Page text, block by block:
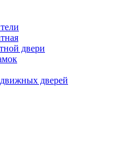
двери
дверей